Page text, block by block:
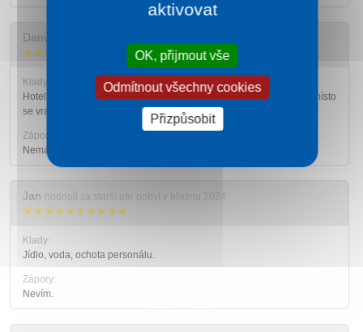
Danuše
★★★★★★★★★★
Klady:
Hotel je velmi pěkný, ochotný personál a vynikající služby. Na toto místo
se vracíme rádi.
Zápory:
Nemáme co bychom na naší dovolené vylepšili.
Jan hodnotí za starší pár pobyt v březnu 2024
★★★★★★★★★★
Klady:
Jídlo, voda, ochota personálu.
Zápory:
Nevím.
aktivovat
OK, přijmout vše
Odmítnout všechny cookies
Přizpůsobit